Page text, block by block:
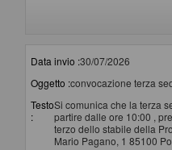
Data invio :30/07/2026
Oggetto :convocazione terza
Testo
:
Si comunica che la terza
partire dalle ore 10:00 ,
terzo dello stabile della
Mario Pagano, 1 85100